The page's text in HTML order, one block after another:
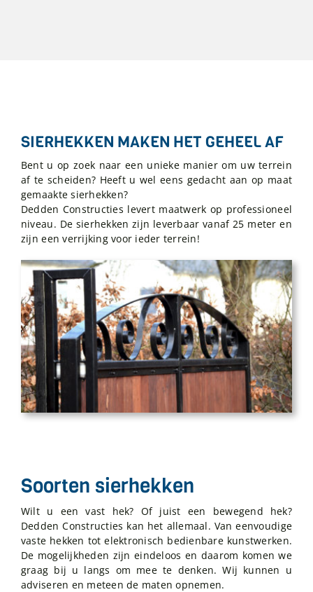
SIERHEKKEN MAKEN HET GEHEEL AF
Bent u op zoek naar een unieke manier om uw terrein
af te scheiden? Heeft u wel eens gedacht aan op maat
gemaakte sierhekken?
Dedden Constructies levert maatwerk op professioneel
niveau. De sierhekken zijn leverbaar vanaf 25 meter en
zijn een verrijking voor ieder terrein!
Soorten sierhekken
Wilt u een vast hek? Of juist een bewegend hek?
Dedden Constructies kan het allemaal. Van eenvoudige
vaste hekken tot elektronisch bedienbare kunstwerken.
De mogelijkheden zijn eindeloos en daarom komen we
graag bij u langs om mee te denken. Wij kunnen u
adviseren en meteen de maten opnemen.